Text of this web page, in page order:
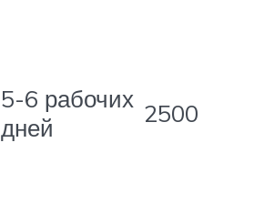
5-6 рабочих
дней
2500